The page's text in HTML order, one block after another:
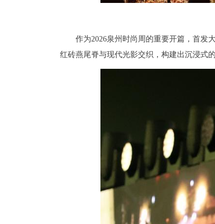
作为2026泉州时尚周的重要开篇，首发
红砖燕尾脊与现代光影交织，构建出沉浸式